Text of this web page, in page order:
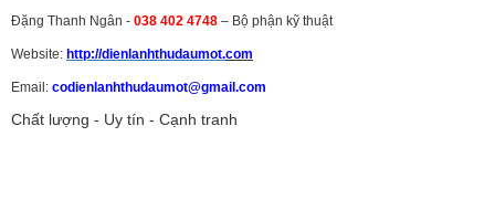
Đặng Thanh Ngân - 038 402 4748 – Bộ phận kỹ thuật
Website: http://dienlanhthudaumot.com
Email: codienlanhthudaumot@gmail.com
Chất lượng - Uy tín - Cạnh tranh